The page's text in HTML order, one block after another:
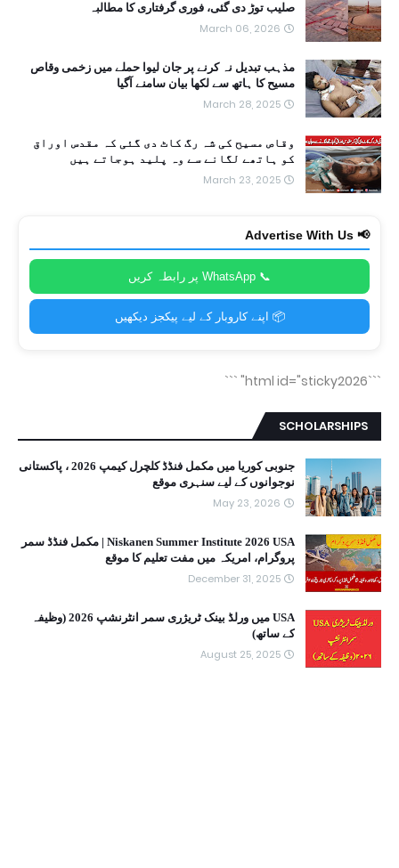
صلیب توڑ دی گئی، فوری گرفتاری کا مطالبہ
March 06, 2026
مذہب تبدیل نہ کرنے پر جان لیوا حملے میں زخمی وقاص
مسیح کا ہاتھ سے لکھا بیان سامنے آگیا
March 28, 2025
وقاص مسیح کی شہ رگ کاٹ دی گئی کہ مقدس اوراق
کو ہاتھے لگانے سے وہ پلید ہوجاتے ہیں
March 23, 2025
📢 Advertise With Us
📞 WhatsApp پر رابطہ کریں
📦 اپنے کاروبار کے لیے پیکجز دیکھیں
```html id="sticky2026"
```
SCHOLARSHIPS
جنوبی کوریا میں مکمل فنڈڈ کلچرل کیمپ 2026 ، پاکستانی
نوجوانوں کے لیے سنہری موقع
May 23, 2026
Niskanen Summer Institute 2026 USA | مکمل فنڈڈ سمر
پروگرام، امریکہ میں مفت تعلیم کا موقع
December 31, 2025
USA میں ورلڈ بینک ٹریژری سمر انٹرنشپ 2026 (وظیفہ
کے ساتھ)
August 25, 2025